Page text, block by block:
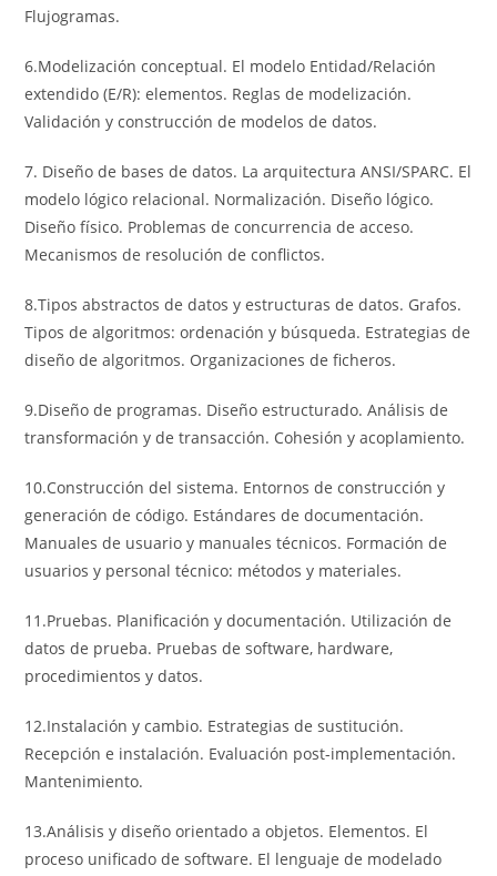
Flujogramas.
6.Modelización conceptual. El modelo Entidad/Relación
extendido (E/R): elementos. Reglas de modelización.
Validación y construcción de modelos de datos.
7. Diseño de bases de datos. La arquitectura ANSI/SPARC. El
modelo lógico relacional. Normalización. Diseño lógico.
Diseño físico. Problemas de concurrencia de acceso.
Mecanismos de resolución de conflictos.
8.Tipos abstractos de datos y estructuras de datos. Grafos.
Tipos de algoritmos: ordenación y búsqueda. Estrategias de
diseño de algoritmos. Organizaciones de ficheros.
9.Diseño de programas. Diseño estructurado. Análisis de
transformación y de transacción. Cohesión y acoplamiento.
10.Construcción del sistema. Entornos de construcción y
generación de código. Estándares de documentación.
Manuales de usuario y manuales técnicos. Formación de
usuarios y personal técnico: métodos y materiales.
11.Pruebas. Planificación y documentación. Utilización de
datos de prueba. Pruebas de software, hardware,
procedimientos y datos.
12.Instalación y cambio. Estrategias de sustitución.
Recepción e instalación. Evaluación post-implementación.
Mantenimiento.
13.Análisis y diseño orientado a objetos. Elementos. El
proceso unificado de software. El lenguaje de modelado